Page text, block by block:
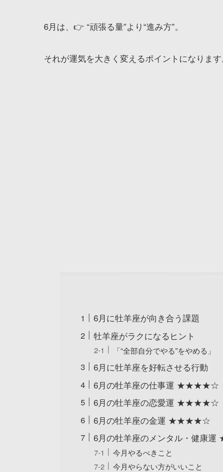
6月は、👉 “頑張る量”より“進み方”。
それが運気を大きく変えるポイントになりま
6月に牡羊座が向き合う課題
牡羊座がラクになるヒント
「“全部自分でやる”をやめる」
6月に牡羊座を好転させる行動
6月の牡羊座の仕事運 ★★★★☆
6月の牡羊座の恋愛運 ★★★★☆
6月の牡羊座の金運 ★★★★☆
6月の牡羊座のメンタル・健
今月やるべきこと
今月やらない方がいいこと